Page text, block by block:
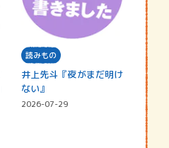
読みもの
井上先斗『夜がまだ明け
ない』
2026-07-29